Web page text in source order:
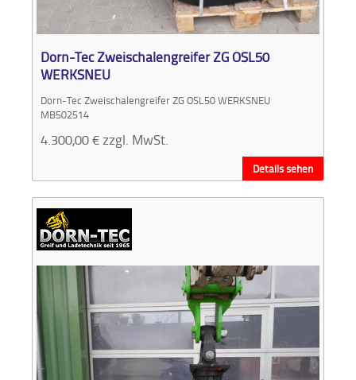
Dorn-Tec Zweischalengreifer ZG OSL50
WERKSNEU
Dorn-Tec Zweischalengreifer ZG OSL50 WERKSNEU
MB502514
4.300,00€ zzgl. MwSt.
Details sehen